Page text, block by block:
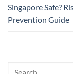
Singapore Safe?
Prevention Guide